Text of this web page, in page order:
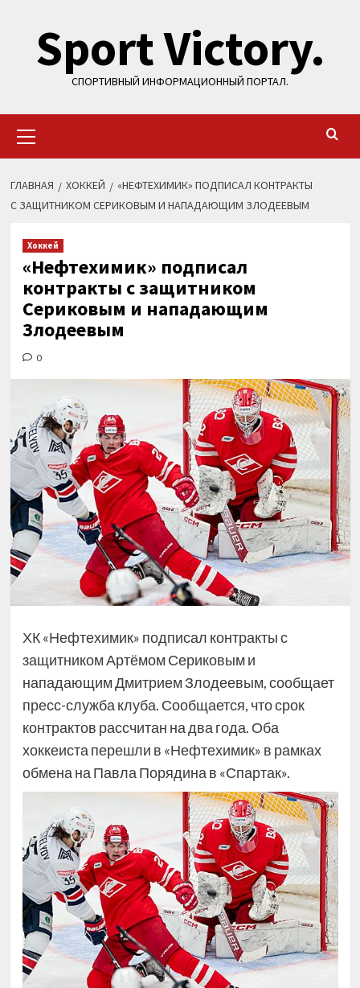
содержимому
Sport Victory.
СПОРТИВНЫЙ ИНФОРМАЦИОННЫЙ ПОРТАЛ.
меню
ГЛАВНАЯ ХОККЕЙ
«НЕФТЕХИМИК» ПОДПИСАЛ КОНТРАКТЫ
С ЗАЩИТНИКОМ СЕРИКОВЫМ И НАПАДАЮЩИМ ЗЛОДЕЕВЫМ
Хоккей
«Нефтехимик» подписал
контракты с защитником
Сериковым и нападающим
Злодеевым
0
ХК «Нефтехимик» подписал контракты с
защитником Артёмом Сериковым и
нападающим Дмитрием Злодеевым, сообщает
пресс-служба клуба. Сообщается, что срок
контрактов рассчитан на два года. Оба
хоккеиста перешли в «Нефтехимик» в рамках
обмена на Павла Порядина в «Спартак».